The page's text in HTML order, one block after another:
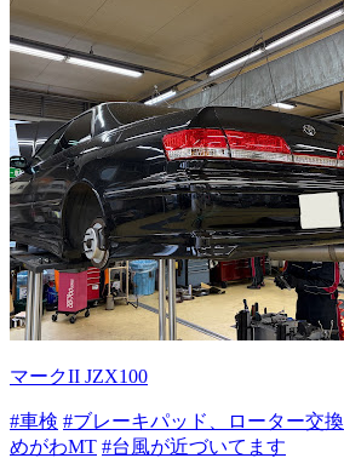
マークII JZX100
#車検 #ブレーキパッド、ローター交換
めがわMT #台風が近づいてます